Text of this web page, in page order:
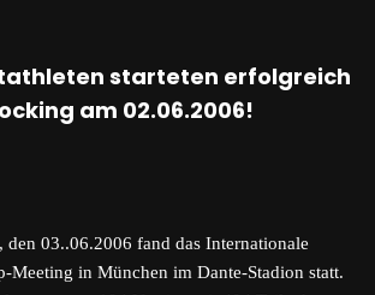
starteten erfolgreich
am 02.06.2006!
den 03..06.2006 fand das Internationale
Meeting in München im Dante-Stadion statt.